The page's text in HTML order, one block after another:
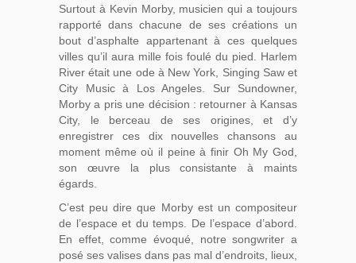
Surtout à Kevin Morby, musicien qui a toujours
rapporté dans chacune de ses créations un
bout d’asphalte appartenant à ces quelques
villes qu’il aura mille fois foulé du pied. Harlem
River était une ode à New York, Singing Saw et
City Music à Los Angeles. Sur Sundowner,
Morby a pris une décision : retourner à Kansas
City, le berceau de ses origines, et d’y
enregistrer ces dix nouvelles chansons au
moment même où il peine à finir Oh My God,
son œuvre la plus consistante à maints
égards.
C’est peu dire que Morby est un compositeur
de l’espace et du temps. De l’espace d’abord.
En effet, comme évoqué, notre songwriter a
posé ses valises dans pas mal d’endroits, lieux,